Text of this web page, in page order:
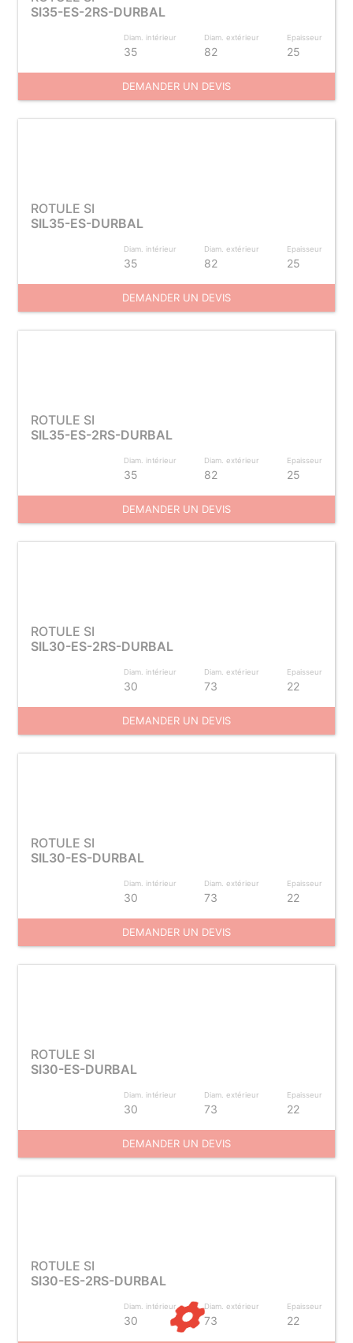
SI35-ES-2RS-DURBAL
Diam. intérieur
35
Diam. extérieur
82
Epaisseur
25
DEMANDER UN DEVIS
ROTULE SI
SIL35-ES-DURBAL
Diam. intérieur
35
Diam. extérieur
82
Epaisseur
25
DEMANDER UN DEVIS
ROTULE SI
SIL35-ES-2RS-DURBAL
Diam. intérieur
35
Diam. extérieur
82
Epaisseur
25
DEMANDER UN DEVIS
ROTULE SI
SIL30-ES-2RS-DURBAL
Diam. intérieur
30
Diam. extérieur
73
Epaisseur
22
DEMANDER UN DEVIS
ROTULE SI
SIL30-ES-DURBAL
Diam. intérieur
30
Diam. extérieur
73
Epaisseur
22
DEMANDER UN DEVIS
ROTULE SI
SI30-ES-DURBAL
Diam. intérieur
30
Diam. extérieur
73
Epaisseur
22
DEMANDER UN DEVIS
ROTULE SI
SI30-ES-2RS-DURBAL
Diam. intérieur
30
Diam. extérieur
73
Epaisseur
22